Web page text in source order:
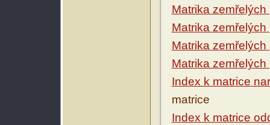
Matrika
Matrika
Matrika
Matrika
Index k matrice
matrice
Index k matrice